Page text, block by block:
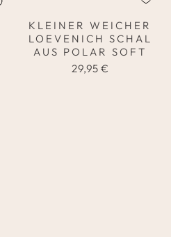
KLEINER WEICHER
LOEVENICH SCHAL
AUS POLAR SOFT
29,95 €